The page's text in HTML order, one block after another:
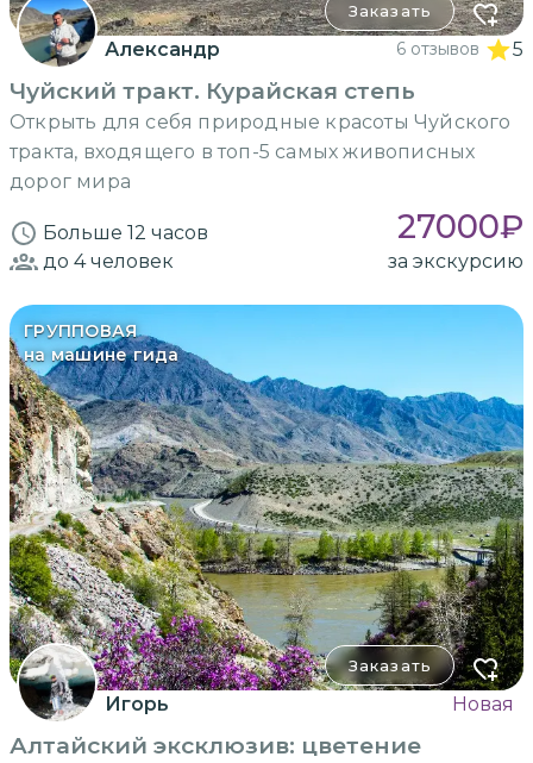
Заказать
Александр 6 отзывов 5
Чуйский тракт. Курайская степь
Открыть для себя природные красоты Чуйского
тракта, входящего в топ-5 самых живописных
дорог мира
Больше 12 часов 27000₽
до 4человек за экскурсию
ГРУППОВАЯ
на машине гида
Заказать
Игорь Новая
Алтайский эксклюзив: цветение